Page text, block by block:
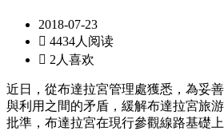
2018-07-23
 4434人阅读
 2人喜欢
近日，從布達拉宮管理處獲悉，為妥
與利用之間的矛盾，緩解布達拉宮旅
批準，布達拉宮在現行參觀線路基礎